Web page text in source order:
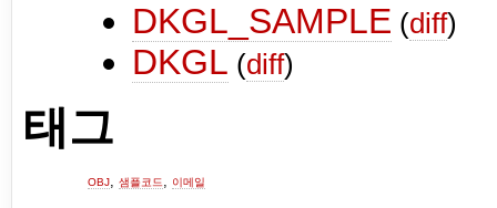
DKGL_SAMPLE (diff)
DKGL (diff)
태그
OBJ 샘플코드 이메일